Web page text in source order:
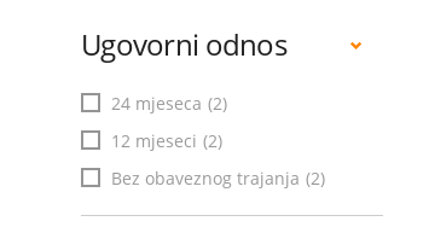
Ugovorni odnos
24 mjeseca (2)
12 mjeseci (2)
Bez obaveznog trajanja (2)